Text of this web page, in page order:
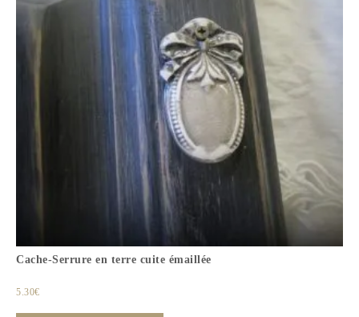
Cache-Serrure en terre cuite émaillée
5.30€